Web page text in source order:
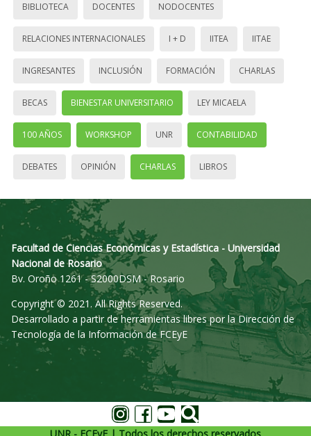
BIBLIOTECA DOCENTES NODOCENTES
RELACIONES INTERNACIONALES I + D IITEA IITAE
INGRESANTES INCLUSIÓN FORMACIÓN CHARLAS
BECAS BIENESTAR UNIVERSITARIO LEY MICAELA
100 AÑOS WORKSHOP UNR CONTABILIDAD
DEBATES OPINIÓN CHARLAS LIBROS
Facultad de Ciencias Económicas y Estadística - Universidad
Nacional de Rosario
Bv. Oroño 1261 - S2000DSM - Rosario
Copyright © 2021. All Rights Reserved.
Desarrollado a partir de herramientas libres por la Dirección de
Tecnología de la Información de FCEyE